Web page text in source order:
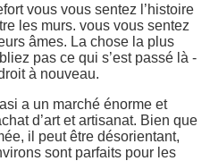
vous vous sentez l’histoire
les murs. vous vous sentez
âmes. La chose la plus
pas ce qui s’est passé là -
à nouveau.
a un marché énorme et
d’art et artisanat. Bien que
il peut être désorientant,
sont parfaits pour les